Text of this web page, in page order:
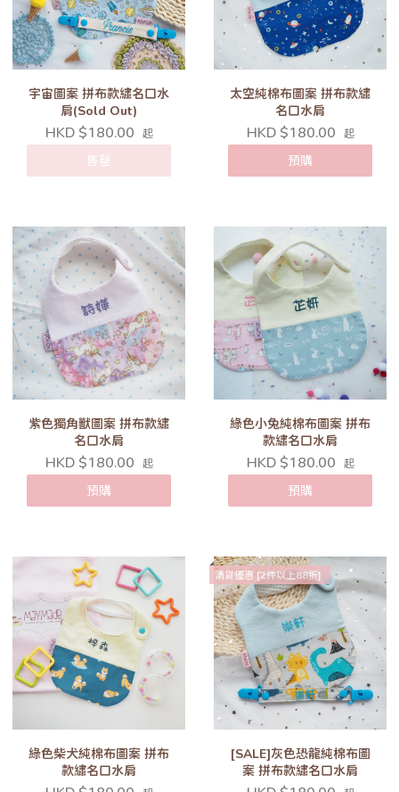
宇宙圖案 拼布款繡名口水
肩(Sold Out)
HKD $180.00 起
售罄
太空純棉布圖案 拼布款繡
名口水肩
HKD $180.00 起
預購
紫色獨角獸圖案 拼布款繡
名口水肩
HKD $180.00 起
預購
綠色小兔純棉布圖案 拼布
款繡名口水肩
HKD $180.00 起
預購
綠色柴犬純棉布圖案 拼布
款繡名口水肩
清貨優惠 [2件以上88折]
[SALE]灰色恐龍純棉布圖
案 拼布款繡名口水肩